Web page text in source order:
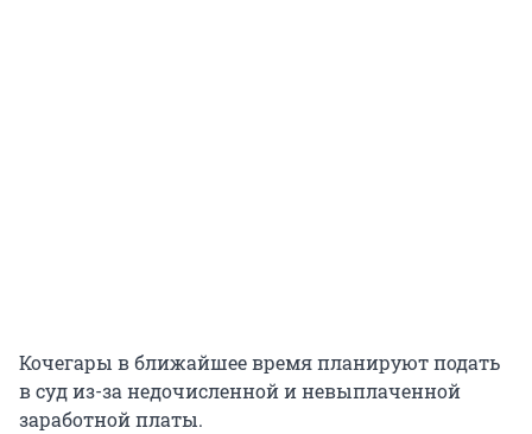
Кочегары в ближайшее время планируют подать
в суд из-за недочисленной и невыплаченной
заработной платы.